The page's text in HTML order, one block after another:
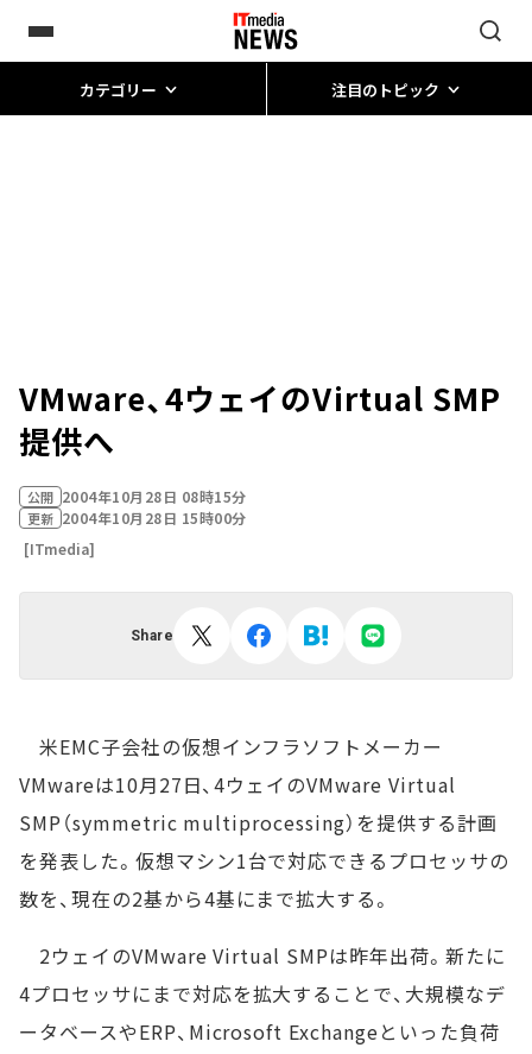
カテゴリー 注目のトピック
VMware、4ウェイのVirtual SMP
提供へ
公開 2004年10月28日 08時15分
更新 2004年10月28日 15時00分
[ITmedia]
Share
米EMC子会社の仮想インフラソフトメーカー
VMwareは10月27日、4ウェイのVMware Virtual
SMP（symmetric multiprocessing）を提供する計画
を発表した。仮想マシン1台で対応できるプロセッサの
数を、現在の2基から4基にまで拡大する。
2ウェイのVMware Virtual SMPは昨年出荷。新たに
4プロセッサにまで対応を拡大することで、大規模なデ
ータベースやERP、Microsoft Exchangeといった負荷